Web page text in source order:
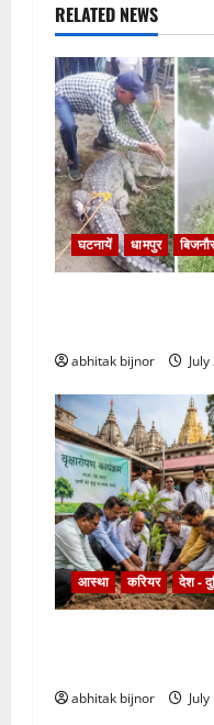
RELATED NEWS
घटनायें धामपुर
abhitak bijnor
आस्था करियर देश -
abhitak bijnor